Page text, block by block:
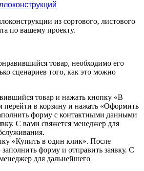
из сортового, листового
по вашему проекту.
товар, необходимо его
сценариев того, как это можно
товар и нажать кнопку «В
перейти в корзину и нажать «Оформить
форму с контактными данными
С вами свяжется менеджер для
«Купить в один клик». После
форму и отправить заявку. С
для дальнейшего